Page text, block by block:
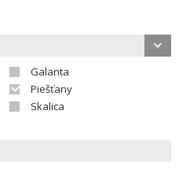
Galanta
Piešťany
Skalica